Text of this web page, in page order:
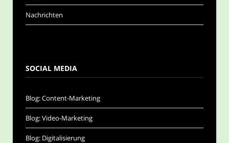
Nachrichten
SOCIAL MEDIA
Blog: Content-Marketing
Blog: Video-Marketing
Blog: Digitalisierung